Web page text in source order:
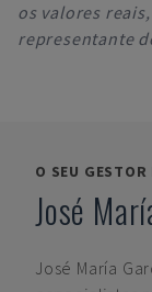
os valores
representante
O SEU GESTOR
José
José María